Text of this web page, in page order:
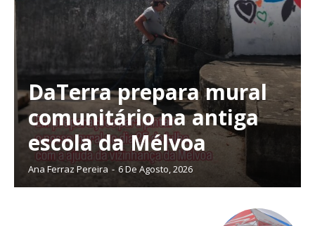
Faça-se assinante do Região de Cister e ajude-nos a manter este serviço
público!
Sendo assinante terá acesso a todos os conteúdos exclusivos e versões
digitais.
Escolha o plano de assinatura desejado:
ASSINATURA
IMPRESSA
DaTerra prepara mural
comunitário na antiga
escola da Mélvoa
Ana Ferraz Pereira - 6 De Agosto, 2026